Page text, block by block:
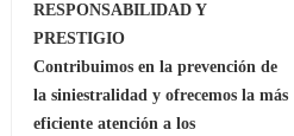
RESPONSABILIDAD Y
PRESTIGIO
Contribuimos en la prevención de
la siniestralidad y ofrecemos la más
eficiente atención a los